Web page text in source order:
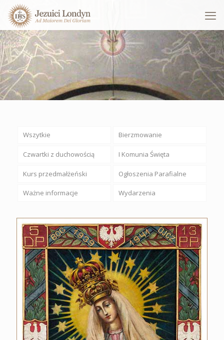
Wszytkie Bierzmowanie
Czwartki z duchowością I Komunia Święta
Kurs przedmałżeński Ogłoszenia Parafialne
Ważne informacje Wydarzenia